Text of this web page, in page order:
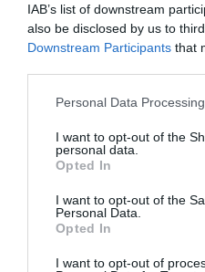
IAB’s list of downstream
also be disclosed by us to
Downstream Participants that
Personal Data
I want to opt-out of the
personal data.
Opted In
I want to opt-out of the
Personal Data.
Opted In
I want to opt-out of
Ο Φραντζής παραπέμφθηκε
απο πρόθεση. Ήταν τέτοια
έδρας, που πρότεινε να
συνήγορος πολιτικής
αυτοκτονήσεις». Ας μην
δεν υπήρχαν έννοιες όπως
γυναικοκτονία. Δυστυχώς
περιστατικά έχουν αυξηθεί
«Ήμουν σε κακή
όταν την τεμάχιζα,